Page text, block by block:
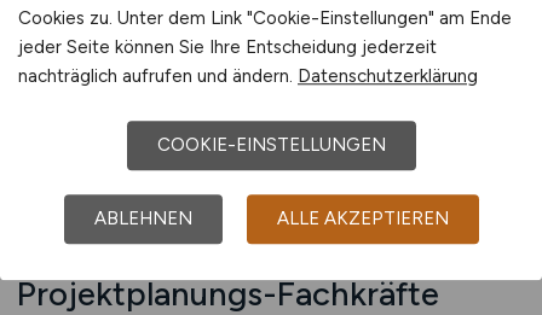
Projektplanung investieren, senken ihre Risiken,
steigern ihre Effizienz und sichern sich den
entscheidenden Vorsprung in einem
zunehmend anspruchsvollen Markt.
Wie Sie Bau-Jobanzeigen für
Projektplanungs-Fachkräfte
Cookies zu. Unter dem Link "Cookie-Einstellungen" am Ende
jeder Seite können Sie Ihre Entscheidung jederzeit
nachträglich aufrufen und ändern. Datenschutzerklärung
COOKIE-EINSTELLUNGEN
ABLEHNEN ALLE AKZEPTIEREN